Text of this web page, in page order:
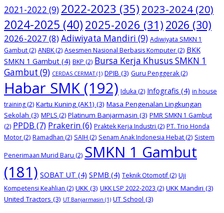
2021-2022 (9) 2022-2023 (35) 2023-2024 (20)
2024-2025 (40) 2025-2026 (31) 2026 (30)
2026-2027 (8)Adiwiyata Mandiri (9) Adiwiyata SMKN 1
Gambut (2) ANBK (2) Asesmen Nasional Berbasis Komputer (2) BKK
SMKN 1 Gambut (4) BKP (2) Bursa Kerja Khusus SMKN 1
Gambut (9) CERDAS CERMAT(1) DPIB (3) Guru Penggerak (2)
Habar SMK (192) Iduka (2) Infografis (4) in house
training (2) Kartu Kuning (AK1) (3) Masa Pengenalan Lingkungan
Sekolah (3) MPLS (2) Platinum Banjarmasin (3) PMR SMKN 1 Gambut
(2) PPDB (7) Prakerin (6) Praktek Kerja Industri (2) PT. Trio Honda
Motor (2) Ramadhan (2) SAIH (2) Senam Anak Indonesia Hebat (2) Sistem
Penerimaan Murid Baru (2) SMKN 1 Gambut
(181) SOBAT UT (4) SPMB (4) Teknik Otomotif(2) Uji
Kompetensi Keahlian (2) UKK (3) UKK LSP 2022-2023 (2) UKK Mandiri (3)
United Tractors (3) UT Banjarmasin (1) UT School (3)